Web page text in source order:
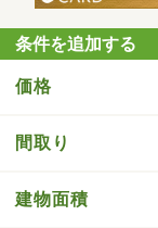
条件を追加する
価格
間取り
建物面積